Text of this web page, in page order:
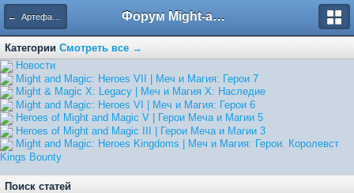
← Артефакты Форум Might-and-Magic.ru
Категории Смотреть все →
Hовости
Might and Magic: Heroes VII | Меч и Магия: Герои 7
Might & Magic X: Legacy | Меч и Магия X: Наследие
Might and Magic: Heroes VI | Меч и Магия: Герои 6
Heroes of Might and Magic V | Герои Меча и Магии 5
Heroes of Might and Magic III | Герои Меча и Магии 3
Might and Magic: Heroes Kingdoms | Меч и Магия: Герои. Королевст
Kings Bounty
Поиск статей